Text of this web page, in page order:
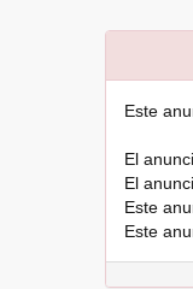
Este
El
El
Este
Este